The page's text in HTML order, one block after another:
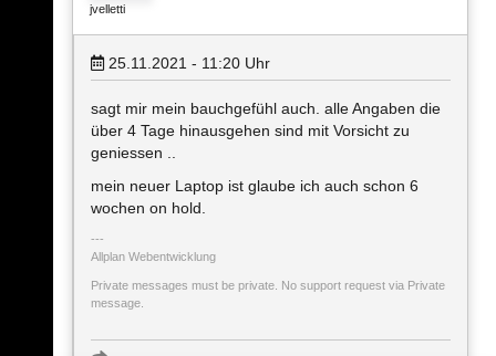
jvelletti
25.11.2021 - 11:20 Uhr
sagt mir mein bauchgefühl auch. alle Angaben die
über 4 Tage hinausgehen sind mit Vorsicht zu
geniessen ..
mein neuer Laptop ist glaube ich auch schon 6
wochen on hold.
Allplan Webentwicklung
Private messages must be private. No support request via Private
message.